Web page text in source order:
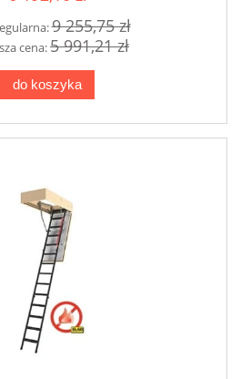
9 255,75 zł
cena:5 991,21 zł
do koszyka